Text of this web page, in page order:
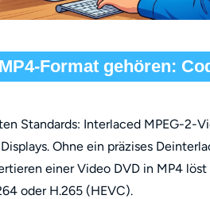
Format gehören:
Standards: Interlaced MPEG-2-
Ohne ein präzises
einer Video DVD in MP4
oder H.265 (HEVC).